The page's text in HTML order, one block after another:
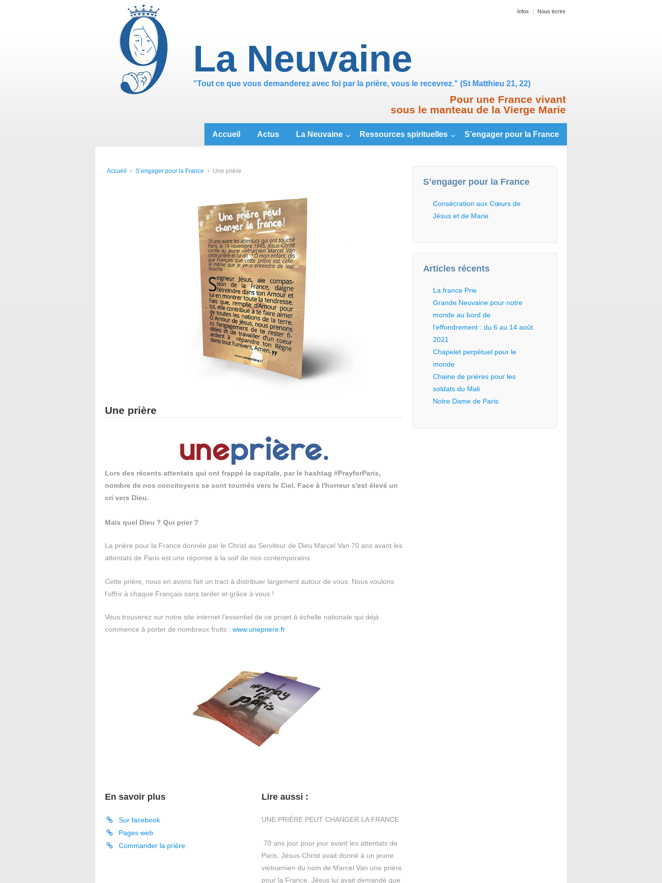
CONTENU
PRINCIPAL
Infos Nous écrire
La Neuvaine
"Tout ce que vous demanderez avec foi par la prière, vous le recevrez." (St Matthieu 21, 22)
Pour une France vivant
sous le manteau de la Vierge Marie
Accueil Actus La Neuvaine Ressources spirituelles S’engager pour la France
Accueil › S’engager pour la France › Une prière
Une prière
Lors des récents attentats qui ont frappé la capitale, par le hashtag #PrayforParis,
nombre de nos concitoyens se sont tournés vers le Ciel. Face à l'horreur s'est élevé un
cri vers Dieu.
Mais quel Dieu ? Qui prier ?
La prière pour la France donnée par le Christ au Serviteur de Dieu Marcel Van 70 ans avant les
attentats de Paris est une réponse à la soif de nos contemporains.
Cette prière, nous en avons fait un tract à distribuer largement autour de vous. Nous voulons
l'offrir à chaque Français sans tarder et grâce à vous !
Vous trouverez sur notre site internet l'essentiel de ce projet à échelle nationale qui déjà
commence à porter de nombreux fruits : www.unepriere.fr
En savoir plus
Sur facebook
Pages web
Commander la prière
Lire aussi :
UNE PRIÈRE PEUT CHANGER LA FRANCE
70 ans jour pour jour avant les attentats de
Paris, Jésus-Christ avait donné à un jeune
vietnamien du nom de Marcel Van une prière
pour la France. Jésus lui avait demandé que
S’engager pour la France
Consécration aux Cœurs de
Jésus et de Marie
Articles récents
La france Prie
Grande Neuvaine pour notre
monde au bord de
l’effondrement : du 6 au 14 août
2021
Chapelet perpétuel pour le
monde
Chaine de prières pour les
soldats du Mali
Notre Dame de Paris